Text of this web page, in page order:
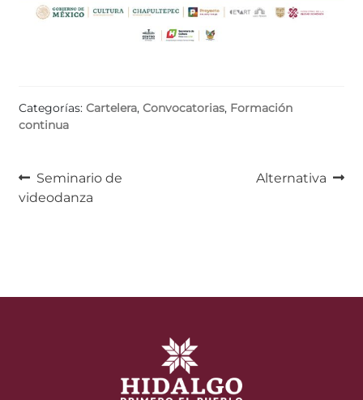
Categorías: Cartelera, Convocatorias, Formación
continua
Navegación
de
Anterior:
Seminario de
videodanza
Siguiente:
Alternativa